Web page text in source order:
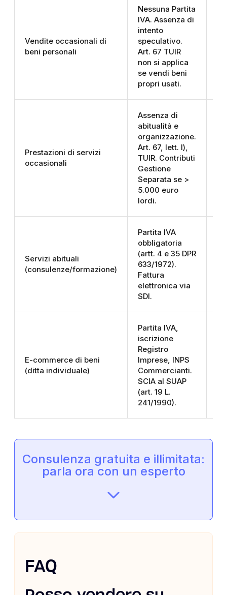
Vendite occasionali di
beni personali
Nessuna Partita
IVA. Assenza di
intento
speculativo.
Art. 67 TUIR
non si applica
se vendi beni
propri usati.
Prestazioni di servizi
occasionali
Assenza di
abitualità e
organizzazione.
Art. 67, lett. l),
TUIR. Contributi
Gestione
Separata se >
5.000 euro
lordi.
Servizi abituali
(consulenze/formazione)
Partita IVA
obbligatoria
(artt. 4 e 35 DPR
633/1972).
Fattura
elettronica via
SDI.
E-commerce di beni
(ditta individuale)
Partita IVA,
iscrizione
Registro
Imprese, INPS
Commercianti.
SCIA al SUAP
(art. 19 L.
241/1990).
Consulenza gratuita e illimitata:
parla ora con un esperto
FAQ